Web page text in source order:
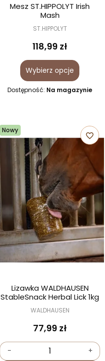
Mesz ST.HIPPOLYT Irish
Mash
ST.HIPPOLYT
118,99 zł
Wybierz opcje
Dostępność: Na magazynie
Nowy
favorite_border
Lizawka WALDHAUSEN
StableSnack Herbal Lick 1kg
WALDHAUSEN
77,99 zł
- +